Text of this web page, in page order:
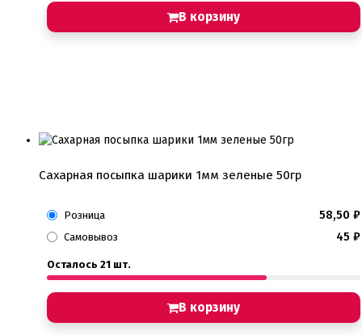
В корзину
Сахарная посыпка шарики 1мм зеленые 50гр
Розница 58,50 ₽
Самовывоз 45 ₽
Осталось 21 шт.
В корзину